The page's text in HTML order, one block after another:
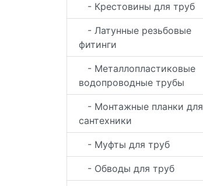
- Крестовины для труб
- Латунные резьбовые
фитинги
- Металлопластиковые
водопроводные трубы
- Монтажные планки для
сантехники
- Муфты для труб
- Обводы для труб